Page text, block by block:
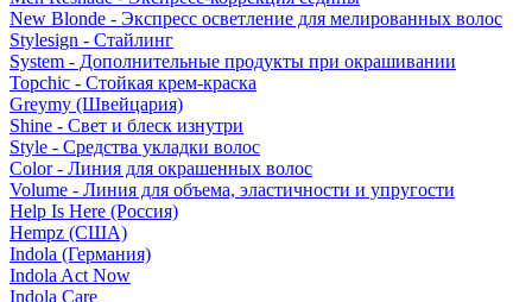
New Blonde - Экспресс осветление для мелированных волос
Stylesign - Стайлинг
System - Дополнительные продукты при окрашивании
Topchic - Стойкая крем-краска
Greymy (Швейцария)
Shine - Свет и блеск изнутри
Style - Средства укладки волос
Color - Линия для окрашенных волос
Volume - Линия для объема, эластичности и упругости
Help Is Here (Россия)
Hempz (США)
Indola (Германия)
Indola Act Now
Indola Care